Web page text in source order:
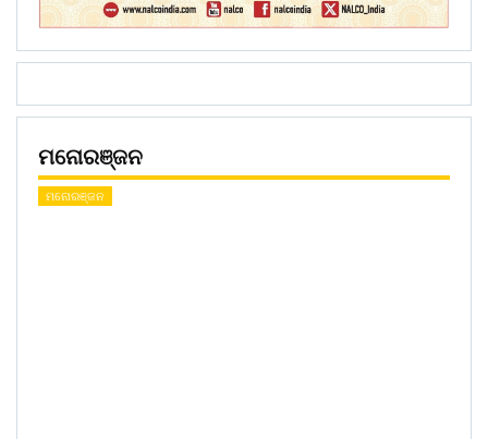
ମନୋରଞ୍ଜନ
ମନୋରଞ୍ଜନ